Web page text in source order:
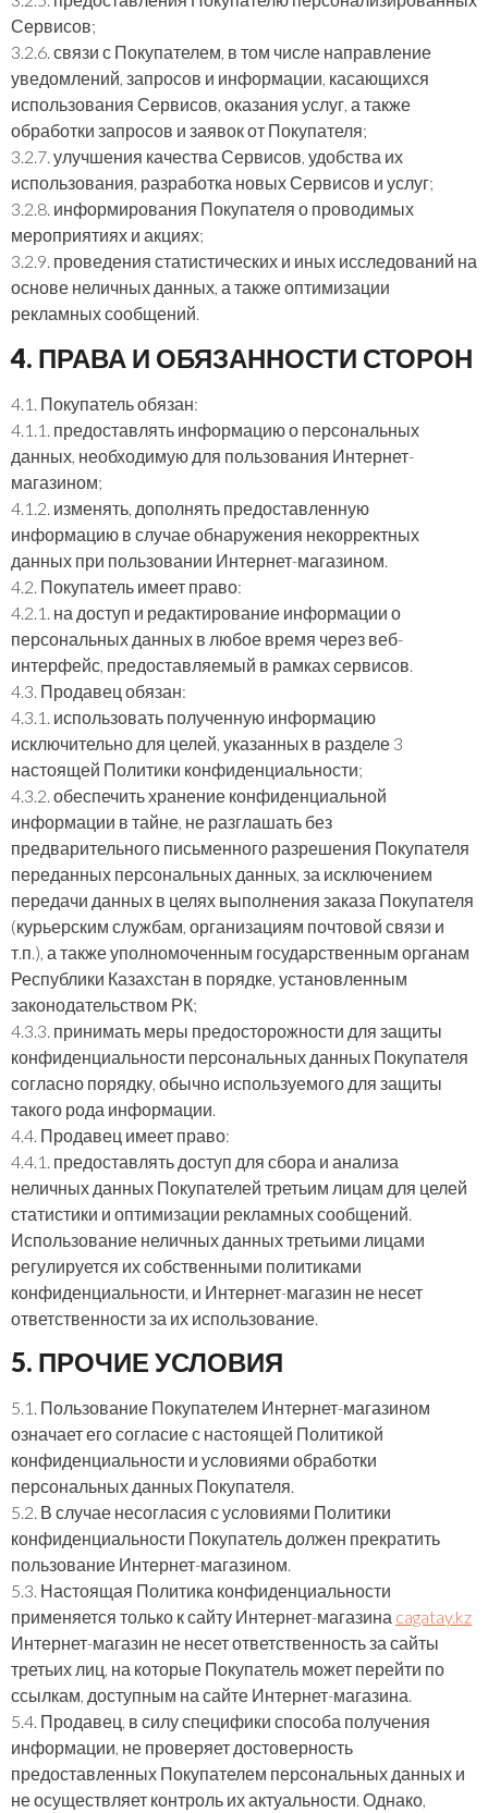
Сервисов;
3.2.6. связи с Покупателем, в том числе направление
уведомлений, запросов и информации, касающихся
использования Сервисов, оказания услуг, а также
обработки запросов и заявок от Покупателя;
3.2.7. улучшения качества Сервисов, удобства их
использования, разработка новых Сервисов и услуг;
3.2.8. информирования Покупателя о проводимых
мероприятиях и акциях;
3.2.9. проведения статистических и иных исследований на
основе неличных данных, а также оптимизации
рекламных сообщений.
4. ПРАВА И ОБЯЗАННОСТИ СТОРОН
4.1. Покупатель обязан:
4.1.1. предоставлять информацию о персональных
данных, необходимую для пользования Интернет-
магазином;
4.1.2. изменять, дополнять предоставленную
информацию в случае обнаружения некорректных
данных при пользовании Интернет-магазином.
4.2. Покупатель имеет право:
4.2.1. на доступ и редактирование информации о
персональных данных в любое время через веб-
интерфейс, предоставляемый в рамках сервисов.
4.3. Продавец обязан:
4.3.1. использовать полученную информацию
исключительно для целей, указанных в разделе 3
настоящей Политики конфиденциальности;
4.3.2. обеспечить хранение конфиденциальной
информации в тайне, не разглашать без
предварительного письменного разрешения Покупателя
переданных персональных данных, за исключением
передачи данных в целях выполнения заказа Покупателя
(курьерским службам, организациям почтовой связи и
т.п.), а также уполномоченным государственным органам
Республики Казахстан в порядке, установленным
законодательством РК;
4.3.3. принимать меры предосторожности для защиты
конфиденциальности персональных данных Покупателя
согласно порядку, обычно используемого для защиты
такого рода информации.
4.4. Продавец имеет право:
4.4.1. предоставлять доступ для сбора и анализа
неличных данных Покупателей третьим лицам для целей
статистики и оптимизации рекламных сообщений.
Использование неличных данных третьими лицами
регулируется их собственными политиками
конфиденциальности, и Интернет-магазин не несет
ответственности за их использование.
5. ПРОЧИЕ УСЛОВИЯ
5.1. Пользование Покупателем Интернет-магазином
означает его согласие с настоящей Политикой
конфиденциальности и условиями обработки
персональных данных Покупателя.
5.2. В случае несогласия с условиями Политики
конфиденциальности Покупатель должен прекратить
пользование Интернет-магазином.
5.3. Настоящая Политика конфиденциальности
применяется только к сайту Интернет-магазина cagatay.kz
Интернет-магазин не несет ответственность за сайты
третьих лиц, на которые Покупатель может перейти по
ссылкам, доступным на сайте Интернет-магазина.
5.4. Продавец, в силу специфики способа получения
информации, не проверяет достоверность
предоставленных Покупателем персональных данных и
не осуществляет контроль их актуальности. Однако,